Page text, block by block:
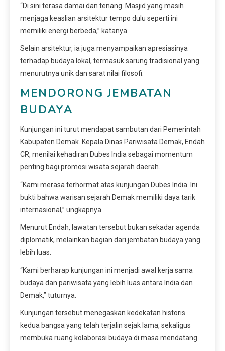
“Di sini terasa damai dan tenang. Masjid yang masih
menjaga keaslian arsitektur tempo dulu seperti ini
memiliki energi berbeda,” katanya.
Selain arsitektur, ia juga menyampaikan apresiasinya
terhadap budaya lokal, termasuk sarung tradisional yang
menurutnya unik dan sarat nilai filosofi.
MENDORONG JEMBATAN
BUDAYA
Kunjungan ini turut mendapat sambutan dari Pemerintah
Kabupaten Demak. Kepala Dinas Pariwisata Demak, Endah
CR, menilai kehadiran Dubes India sebagai momentum
penting bagi promosi wisata sejarah daerah.
“Kami merasa terhormat atas kunjungan Dubes India. Ini
bukti bahwa warisan sejarah Demak memiliki daya tarik
internasional,” ungkapnya.
Menurut Endah, lawatan tersebut bukan sekadar agenda
diplomatik, melainkan bagian dari jembatan budaya yang
lebih luas.
“Kami berharap kunjungan ini menjadi awal kerja sama
budaya dan pariwisata yang lebih luas antara India dan
Demak,” tuturnya.
Kunjungan tersebut menegaskan kedekatan historis
kedua bangsa yang telah terjalin sejak lama, sekaligus
membuka ruang kolaborasi budaya di masa mendatang.